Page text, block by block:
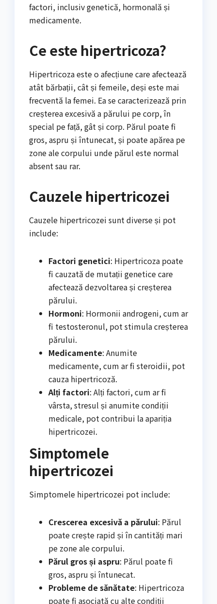
factori, inclusiv genetică, hormonală și
medicamente.
Ce este hipertricoza?
Hipertricoza este o afecțiune care afectează
atât bărbații, cât și femeile, deși este mai
frecventă la femei. Ea se caracterizează prin
creșterea excesivă a părului pe corp, în
special pe față, gât și corp. Părul poate fi
gros, aspru și întunecat, și poate apărea pe
zone ale corpului unde părul este normal
absent sau rar.
Cauzele hipertricozei
Cauzele hipertricozei sunt diverse și pot
include:
Factori genetici: Hipertricoza poate
fi cauzată de mutații genetice care
afectează dezvoltarea și creșterea
părului.
Hormoni: Hormonii androgeni, cum ar
fi testosteronul, pot stimula creșterea
părului.
Medicamente: Anumite
medicamente, cum ar fi steroidii, pot
cauza hipertricoză.
Alți factori: Alți factori, cum ar fi
vârsta, stresul și anumite condiții
medicale, pot contribui la apariția
hipertricozei.
Simptomele
hipertricozei
Simptomele hipertricozei pot include:
Crescerea excesivă a părului: Părul
poate crește rapid și în cantități mari
pe zone ale corpului.
Părul gros și aspru: Părul poate fi
gros, aspru și întunecat.
Probleme de sănătate: Hipertricoza
poate fi asociată cu alte condiții